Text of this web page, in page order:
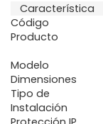
Característica
Código
Producto
Modelo
Dimensiones
Tipo de
Instalación